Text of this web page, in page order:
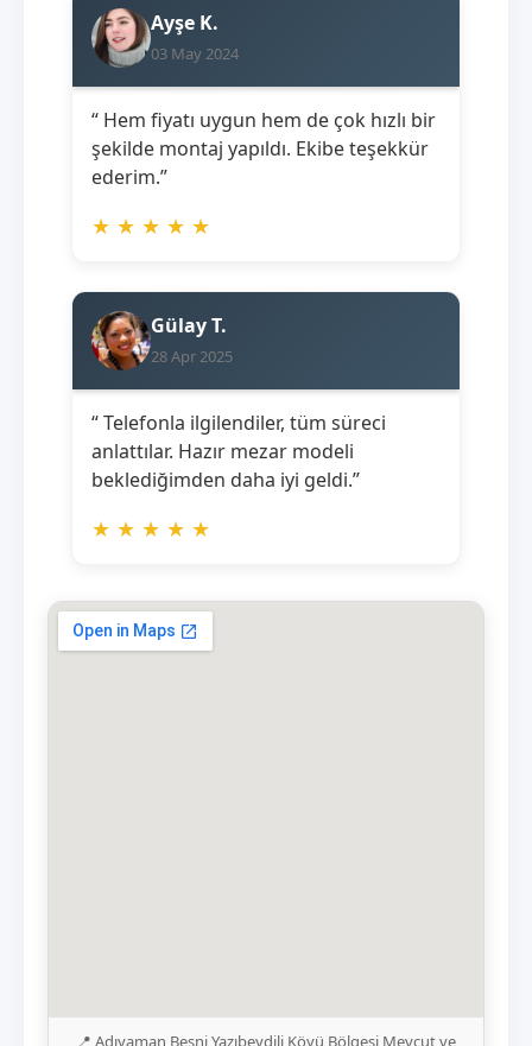
Ayşe K.
03 May 2024
“ Hem fiyatı uygun hem de çok hızlı bir
şekilde montaj yapıldı. Ekibe teşekkür
ederim.”
★ ★ ★ ★ ★
Gülay T.
28 Apr 2025
“ Telefonla ilgilendiler, tüm süreci
anlattılar. Hazır mezar modeli
beklediğimden daha iyi geldi.”
★ ★ ★ ★ ★
📍 Adıyaman Besni Yazıbeydili Köyü Bölgesi Mevcut ve